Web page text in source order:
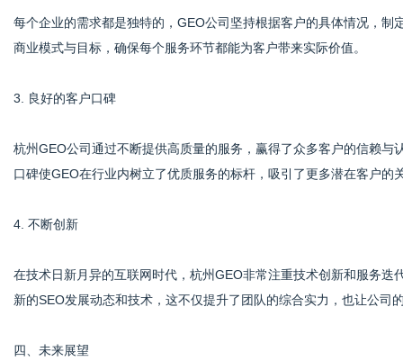
每个企业的需求都是独特的，GEO公司坚持根据客户的具体情况，
商业模式与目标，确保每个服务环节都能为客户带来实际价值。
3. 良好的客户口碑
杭州GEO公司通过不断提供高质量的服务，赢得了众多客户的信赖
口碑使GEO在行业内树立了优质服务的标杆，吸引了更多潜在客户的
4. 不断创新
在技术日新月异的互联网时代，杭州GEO非常注重技术创新和服务
新的SEO发展动态和技术，这不仅提升了团队的综合实力，也让公司
四、未来展望